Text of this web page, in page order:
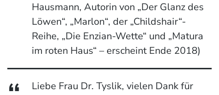
Hausmann, Autorin von „Der Glanz des
Löwen“, „Marlon“, der „Childshair“-
Reihe, „Die Enzian-Wette“ und „Matura
im roten Haus“ – erscheint Ende 2018)
Liebe Frau Dr. Tyslik, vielen Dank für